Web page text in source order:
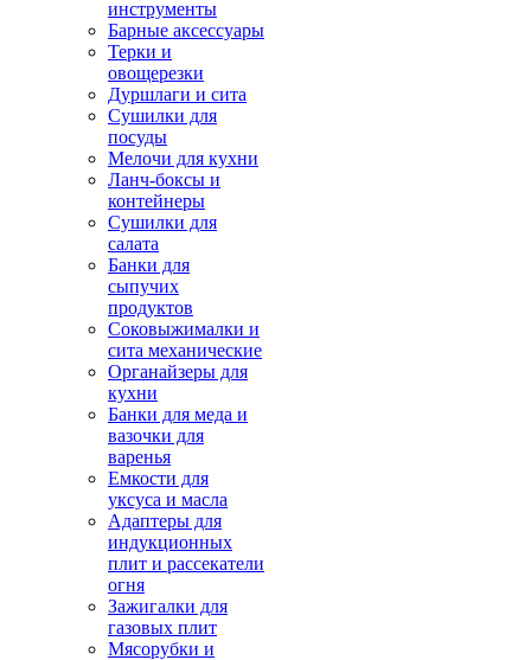
инструменты
Барные аксессуары
Терки и
овощерезки
Дуршлаги и сита
Сушилки для
посуды
Мелочи для кухни
Ланч-боксы и
контейнеры
Сушилки для
салата
Банки для
сыпучих
продуктов
Соковыжималки и
сита механические
Органайзеры для
кухни
Банки для меда и
вазочки для
варенья
Емкости для
уксуса и масла
Адаптеры для
индукционных
плит и рассекатели
огня
Зажигалки для
газовых плит
Мясорубки и